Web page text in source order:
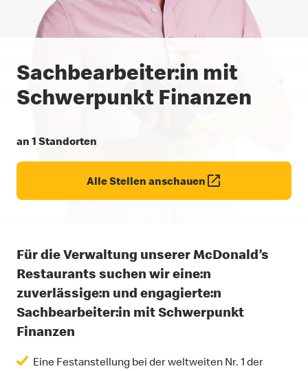
Sachbearbeiter:in mit
Schwerpunkt Finanzen
an 1 Standorten
Alle Stellen anschauen
Für die Verwaltung unserer McDonald’s
Restaurants suchen wir eine:n
zuverlässige:n und engagierte:n
Sachbearbeiter:in mit Schwerpunkt
Finanzen
Eine Festanstellung bei der weltweiten Nr. 1 der